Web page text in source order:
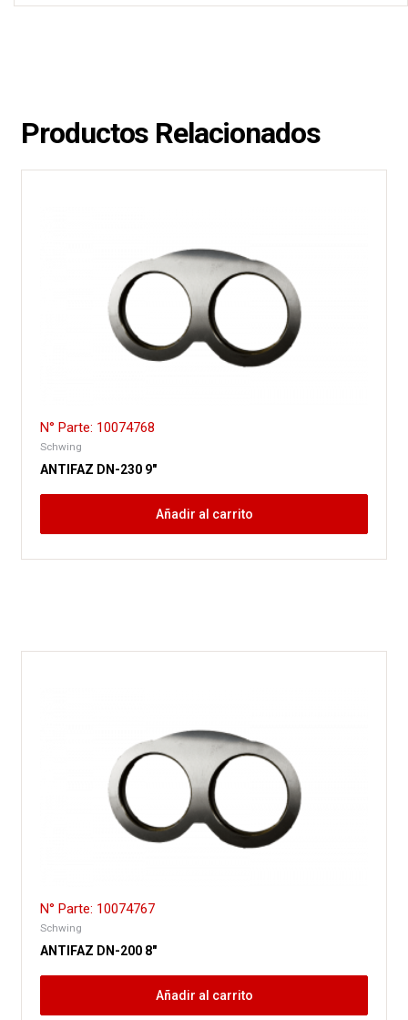
Productos Relacionados
N° Parte: 10074768
Schwing
ANTIFAZ DN-230 9″
Añadir al carrito
N° Parte: 10074767
Schwing
ANTIFAZ DN-200 8″
Añadir al carrito